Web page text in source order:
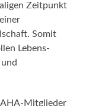
Zeitpunkt
Somit
Lebens-
AHA-Mitglieder